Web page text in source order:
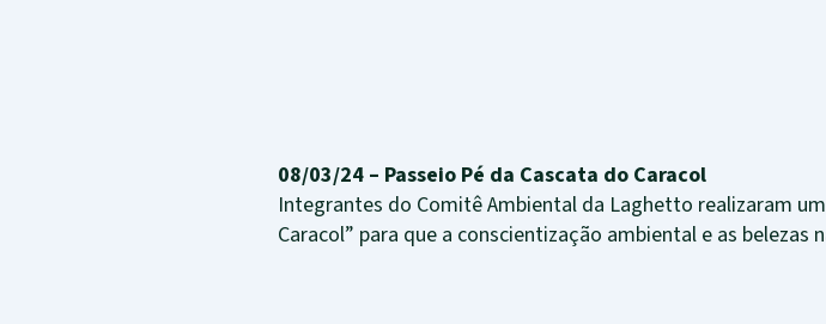
08/03/24 – Passeio Pé da Cascata do Caracol
Integrantes do Comitê Ambiental da Laghetto realizaram
Caracol” para que a conscientização ambiental e as